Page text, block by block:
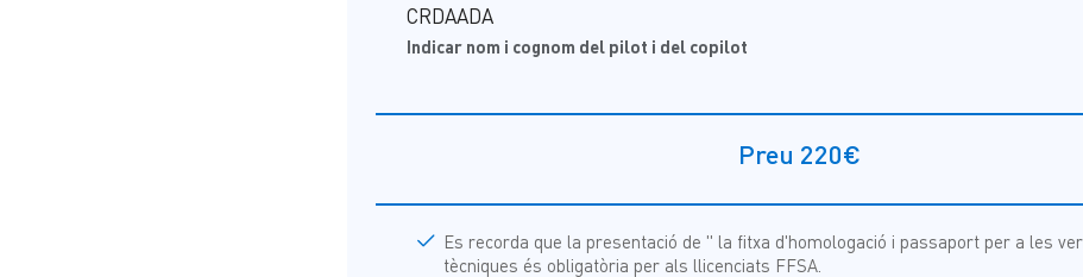
CRDAADA
Indicar nom i cognom del pilot i del copilot
Preu 220€
Es recorda que la presentació de " la fitxa d'homologació i passaport per a les
tècniques és obligatòria per als llicenciats FFSA.